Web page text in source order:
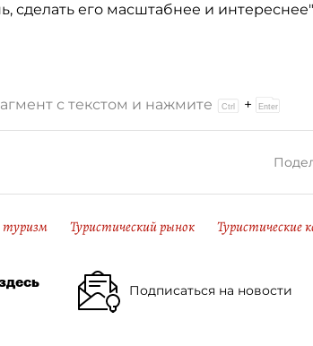
сделать его масштабнее и
с текстом и нажмите +
туризм Туристический рынок Туристические
Подписаться на новости